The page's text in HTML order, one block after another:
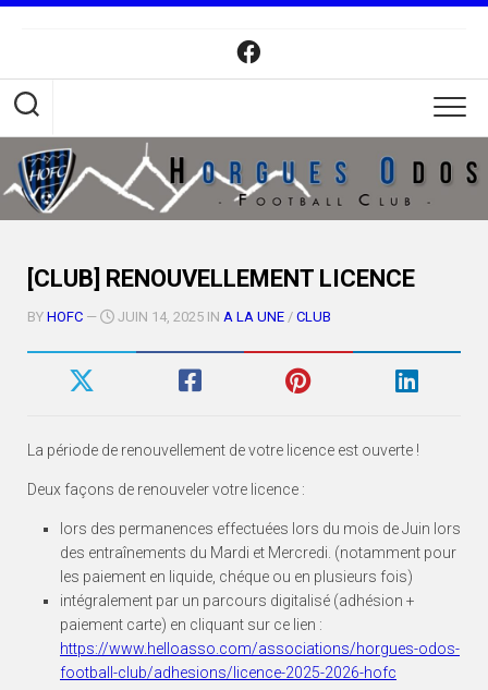
Skip
[CLUB] RENOUVELLEMENT LICENCE
BY HOFC — JUIN 14, 2025 IN A LA UNE / CLUB
La période de renouvellement de votre licence est ouverte !
Deux façons de renouveler votre licence :
lors des permanences effectuées lors du mois de Juin lors
des entraînements du Mardi et Mercredi. (notamment pour
les paiement en liquide, chéque ou en plusieurs fois)
intégralement par un parcours digitalisé (adhésion +
paiement carte) en cliquant sur ce lien :
https://www.helloasso.com/associations/horgues-odos-
football-club/adhesions/licence-2025-2026-hofc